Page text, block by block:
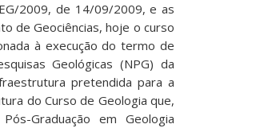
2009, de 14/09/2009, e as
de Geociências, hoje o curso
à execução do termo de
Geológicas (NPG) da
pretendida para a
do Curso de Geologia que,
Graduação em Geologia